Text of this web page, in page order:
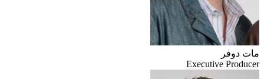
مات دوفر
Executive Producer